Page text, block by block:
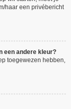
haar een privébericht
een andere kleur?
toegewezen hebben,